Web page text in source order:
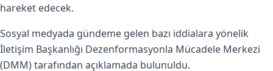
hareket edecek.
Sosyal medyada gündeme gelen bazı iddialara yönelik
İletişim Başkanlığı Dezenformasyonla Mücadele Merkezi
(DMM) tarafından açıklamada bulunuldu.